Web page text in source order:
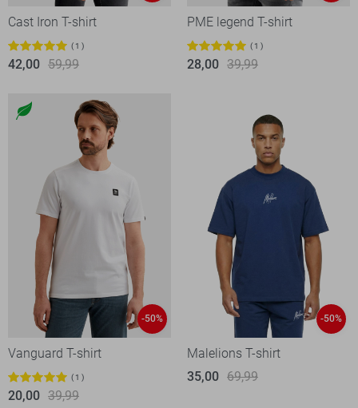
Cast Iron T-shirt
1
42,00 59,99
PME legend T-shirt
1
28,00 39,99
-50%
Vanguard T-shirt
1
20,00 39,99
-50%
Malelions T-shirt
35,00 69,99